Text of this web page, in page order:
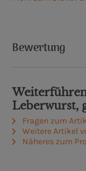
Bewertung
Leberwurst,
Fragen zum
Weitere Artikel
Näheres zum